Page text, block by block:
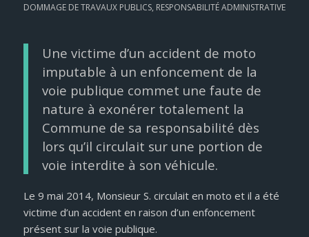
DOMMAGE DE TRAVAUX PUBLICS, RESPONSABILITÉ ADMINISTRATIVE
Une victime d’un accident de moto
imputable à un enfoncement de la
voie publique commet une faute de
nature à exonérer totalement la
Commune de sa responsabilité dès
lors qu’il circulait sur une portion de
voie interdite à son véhicule.
Le 9 mai 2014, Monsieur S. circulait en moto et il a été
victime d’un accident en raison d’un enfoncement
présent sur la voie publique.